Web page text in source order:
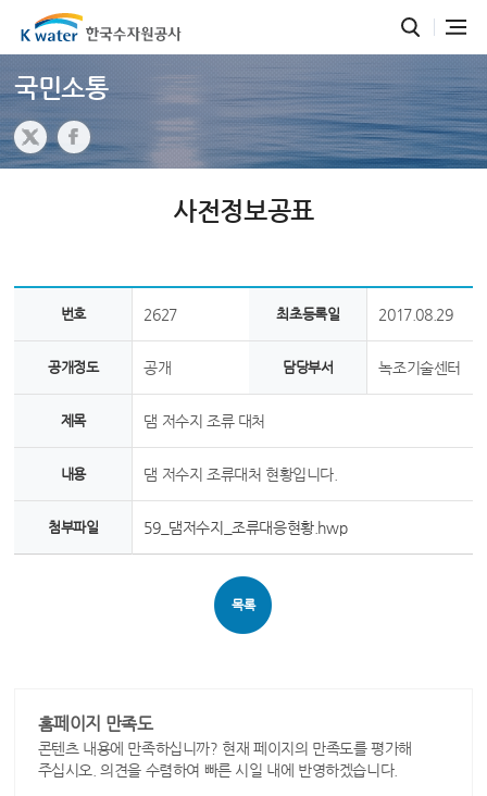
국민소통
사전정보공표
번호 2627 최초등록일 2017.08.29
공개정도 공개 담당부서 녹조기술센터
제목 댐 저수지 조류 대처
내용 댐 저수지 조류대처 현황입니다.
첨부파일 59_댐저수지_조류대응현황.hwp
목록
홈페이지 만족도
콘텐츠 내용에 만족하십니까? 현재 페이지의 만족도를 평가해
주십시오. 의견을 수렴하여 빠른 시일 내에 반영하겠습니다.